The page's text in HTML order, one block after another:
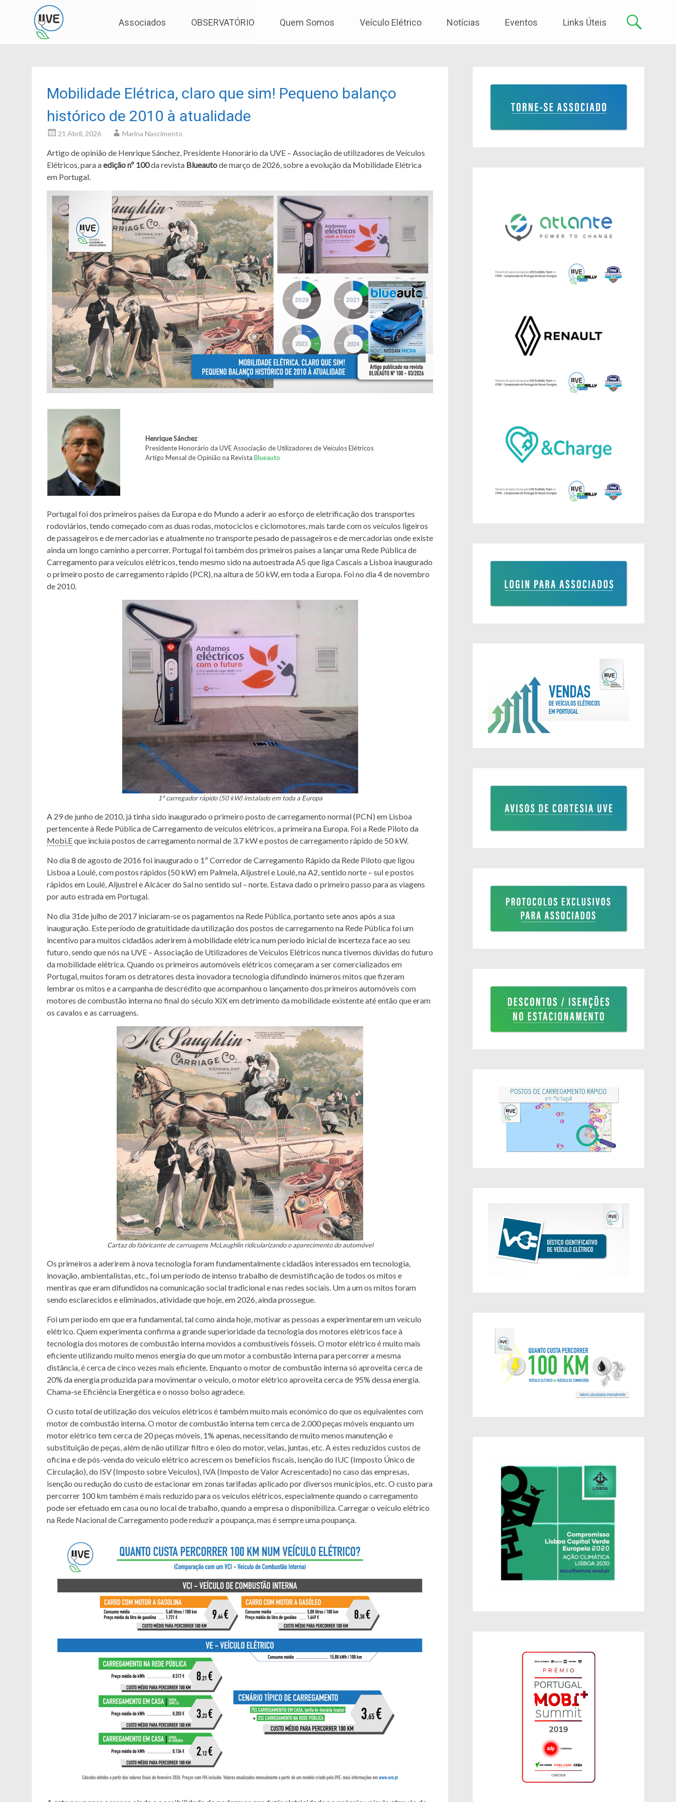
to
Associados OBSERVATÓRIO Quem Somos Veículo Elétrico Notícias Eventos Links Úteis
Mobilidade Elétrica, claro que sim! Pequeno balanço
histórico de 2010 à atualidade
21 Abril, 2026 Marina Nascimento
Artigo de opinião de Henrique Sánchez, Presidente Honorário da UVE – Associação de utilizadores de Veículos
Elétricos, para aedição nº 100da revista Blueautode março de 2026, sobre a evolução da Mobilidade Elétrica
em Portugal.
Henrique Sánchez
Presidente Honorário da UVE Associação de Utilizadores de Veículos Elétricos
Artigo Mensal de Opinião na Revista Blueauto
Portugal foi dos primeiros países da Europa e do Mundo a aderir ao esforço de eletrificação dos transportes
rodoviários, tendo começado com as duas rodas, motociclos e ciclomotores, mais tarde com os veículos ligeiros
de passageiros e de mercadorias e atualmente no transporte pesado de passageiros e de mercadorias onde existe
ainda um longo caminho a percorrer. Portugal foi também dos primeiros países a lançar uma Rede Pública de
Carregamento para veículos elétricos, tendo mesmo sido na autoestrada A5 que liga Cascais a Lisboa inaugurado
o primeiro posto de carregamento rápido (PCR), na altura de 50 kW, em toda a Europa. Foi no dia 4 de novembro
de 2010.
1º carregador rápido (50 kW) instalado em toda a Europa
A 29 de junho de 2010, já tinha sido inaugurado o primeiro posto de carregamento normal (PCN) em Lisboa
pertencente à Rede Pública de Carregamento de veículos elétricos, a primeira na Europa. Foi a Rede Piloto da
Mobi.Eque incluía postos de carregamento normal de 3.7 kW e postos de carregamento rápido de 50 kW.
No dia 8 de agosto de 2016 foi inaugurado o 1º Corredor de Carregamento Rápido da Rede Piloto que ligou
Lisboa a Loulé, com postos rápidos (50 kW) em Palmela, Aljustrel e Loulé, na A2, sentido norte – sul e postos
rápidos em Loulé, Aljustrel e Alcácer do Sal no sentido sul – norte. Estava dado o primeiro passo para as viagens
por auto estrada em Portugal.
No dia 31de julho de 2017 iniciaram-se os pagamentos na Rede Pública, portanto sete anos após a sua
inauguração. Este período de gratuitidade da utilização dos postos de carregamento na Rede Pública foi um
incentivo para muitos cidadãos aderirem à mobilidade elétrica num período inicial de incerteza face ao seu
futuro, sendo que nós na UVE – Associação de Utilizadores de Veículos Elétricos nunca tivemos dúvidas do futuro
da mobilidade elétrica. Quando os primeiros automóveis elétricos começaram a ser comercializados em
Portugal, muitos foram os detratores desta inovadora tecnologia difundindo inúmeros mitos que fizeram
lembrar os mitos e a campanha de descrédito que acompanhou o lançamento dos primeiros automóveis com
motores de combustão interna no final do século XIX em detrimento da mobilidade existente até então que eram
os cavalos e as carruagens.
Cartaz do fabricante de carruagens McLaughlin ridicularizando o aparecimento do automóvel
Os primeiros a aderirem à nova tecnologia foram fundamentalmente cidadãos interessados em tecnologia,
inovação, ambientalistas, etc., foi um período de intenso trabalho de desmistificação de todos os mitos e
mentiras que eram difundidos na comunicação social tradicional e nas redes sociais. Um a um os mitos foram
sendo esclarecidos e eliminados, atividade que hoje, em 2026, ainda prossegue.
Foi um período em que era fundamental, tal como ainda hoje, motivar as pessoas a experimentarem um veículo
elétrico. Quem experimenta confirma a grande superioridade da tecnologia dos motores elétricos face à
tecnologia dos motores de combustão interna movidos a combustíveis fósseis. O motor elétrico é muito mais
eficiente utilizando muito menos energia do que um motor a combustão interna para percorrer a mesma
distância, é cerca de cinco vezes mais eficiente. Enquanto o motor de combustão interna só aproveita cerca de
20% da energia produzida para movimentar o veículo, o motor elétrico aproveita cerca de 95% dessa energia.
Chama-se Eficiência Energética e o nosso bolso agradece.
O custo total de utilização dos veículos elétricos é também muito mais económico do que os equivalentes com
motor de combustão interna. O motor de combustão interna tem cerca de 2.000 peças móveis enquanto um
motor elétrico tem cerca de 20 peças móveis, 1% apenas, necessitando de muito menos manutenção e
substituição de peças, além de não utilizar filtro e óleo do motor, velas, juntas, etc. A estes reduzidos custos de
oficina e de pós-venda do veículo elétrico acrescem os benefícios fiscais, isenção do IUC (Imposto Único de
Circulação), do ISV (Imposto sobre Veículos), IVA (Imposto de Valor Acrescentado) no caso das empresas,
isenção ou redução do custo de estacionar em zonas tarifadas aplicado por diversos municípios, etc. O custo para
percorrer 100 km também é mais reduzido para os veículos elétricos, especialmente quando o carregamento
pode ser efetuado em casa ou no local de trabalho, quando a empresa o disponibiliza. Carregar o veículo elétrico
na Rede Nacional de Carregamento pode reduzir a poupança, mas é sempre uma poupança.